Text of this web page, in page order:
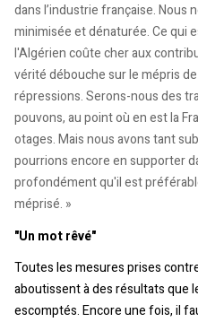
dans l’industrie française. Nous
minimisée et dénaturée. Ce qui
l'Algérien coûte cher aux
vérité débouche sur le mépris
répressions. Serons-nous des
pouvons, au point où en est la
otages. Mais nous avons tant
pourrions encore en supporter
profondément qu'il est
méprisé. »
"Un mot rêvé"
Toutes les mesures prises
aboutissent à des résultats que
escomptés. Encore une fois, il